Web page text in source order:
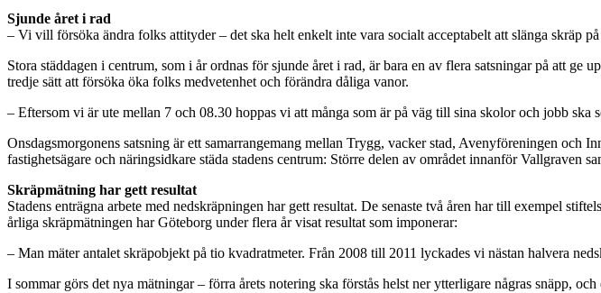
Sjunde året i rad
– Vi vill försöka ändra folks attityder – det ska helt enkelt inte vara socialt acceptabelt att slänga skräp
Stora städdagen i centrum, som i år ordnas för sjunde året i rad, är bara en av flera satsningar på att
tredje sätt att försöka öka folks medvetenhet och förändra dåliga vanor.
– Eftersom vi är ute mellan 7 och 08.30 hoppas vi att många som är på väg till sina skolor och jobb ska
Onsdagsmorgonens satsning är ett samarrangemang mellan Trygg, vacker stad, Avenyföreningen och
fastighetsägare och näringsidkare städa stadens centrum: Större delen av området innanför Vallgraven
Skräpmätning har gett resultat
Stadens enträgna arbete med nedskräpningen har gett resultat. De senaste två åren har till exempel
årliga skräpmätningen har Göteborg under flera år visat resultat som imponerar:
– Man mäter antalet skräpobjekt på tio kvadratmeter. Från 2008 till 2011 lyckades vi nästan halvera
I sommar görs det nya mätningar – förra årets notering ska förstås helst ner ytterligare någras snäpp,